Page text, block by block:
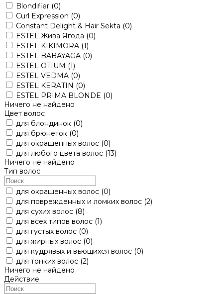
Blondifier (0)
Curl Expression (0)
Constant Delight & Hair Sekta (0)
ESTEL Жива Ягода (0)
ESTEL KIKIMORA (1)
ESTEL BABAYAGA (0)
ESTEL OTIUM (1)
ESTEL VEDMA (0)
ESTEL KERATIN (0)
ESTEL PRIMA BLONDE (0)
Ничего не найдено
Цвет волос
для блондинок (0)
для брюнеток (0)
для окрашенных волос (0)
для любого цвета волос (13)
Ничего не найдено
Тип волос
для окрашенных волос (0)
для поврежденных и ломких волос (2)
для сухих волос (8)
для всех типов волос (1)
для густых волос (0)
для жирных волос (0)
для кудрявых и въющихся волос (0)
для тонких волос (2)
Ничего не найдено
Действие